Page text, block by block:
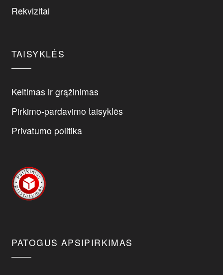
page
Rekvizitai
TAISYKLĖS
Keitimas ir grąžinimas
Pirkimo-pardavimo taisyklės
Privatumo politika
PATOGUS APSIPIRKIMAS